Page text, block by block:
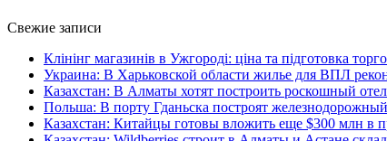
Свежие записи
Клінінг магазинів в Ужгороді: ціна та підготовка
Украина: В Харьковской области жилье для ВПЛ
Казахстан: В Алматы хотят построить роскошный
Польша: В порту Гданьска построят
Казахстан: Китайцы готовы вложить еще $300 млн в